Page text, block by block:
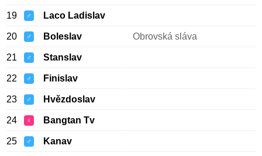
19 ♂ Laco Ladislav
20 ♂ Boleslav Obrovská sláva
21 ♂ Stanslav
22 ♂ Finislav
23 ♂ Hvězdoslav
24 ♀ Bangtan Tv
25 ♂ Kanav